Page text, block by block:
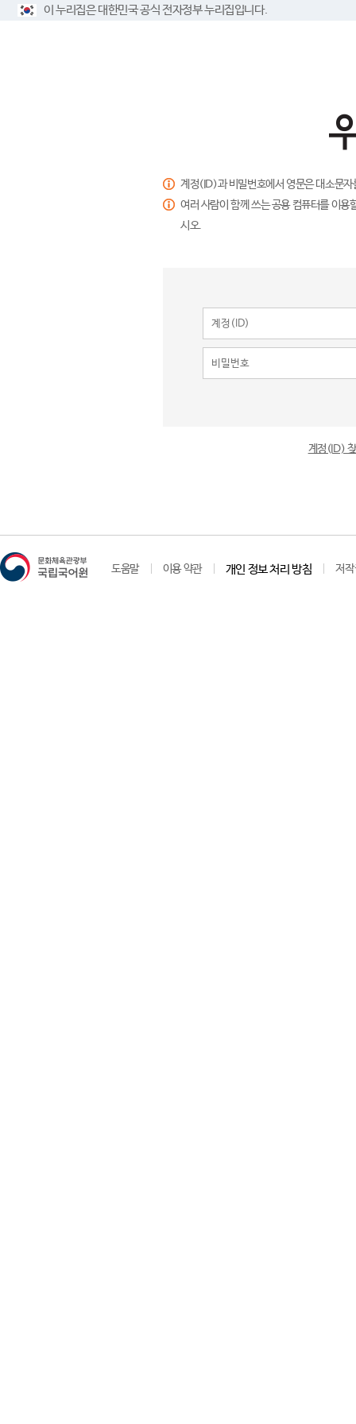
이 누리집은 대한민국 공식 전자정부 누리집입니다.
계정(ID)과 비밀번호에서 영문은 대소문
여러 사람이 함께 쓰는 공용 컴퓨터를 이
시오.
계정(ID)
도움말 이용 약관 개인 정보 처리 방침 저